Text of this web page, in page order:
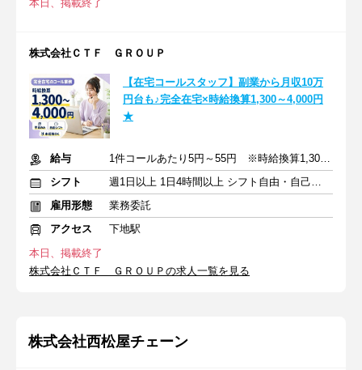
本日、掲載終了
株式会社ＣＴＦ ＧＲＯＵＰ
【在宅コールスタッフ】副業から月収10万
円台も♪完全在宅×時給換算1,300～4,000円
★
給与
1件コールあたり5円～55円 ※時給換算1,300円～4,000円
シフト
週1日以上 1日4時間以上 シフト自由・自己申告
雇用形態
業務委託
アクセス
下地駅
本日、掲載終了
株式会社ＣＴＦ ＧＲＯＵＰの求人一覧を見る
株式会社西松屋チェーン